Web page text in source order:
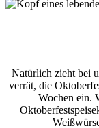
Natürlich zieht bei
verrät, die
Wochen ein.